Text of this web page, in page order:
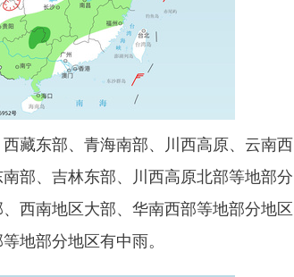
东部、青海南部、川西高原、云南西
部、吉林东部、川西高原北部等地部分
西南地区大部、华南西部等地部分地区
地部分地区有中雨。